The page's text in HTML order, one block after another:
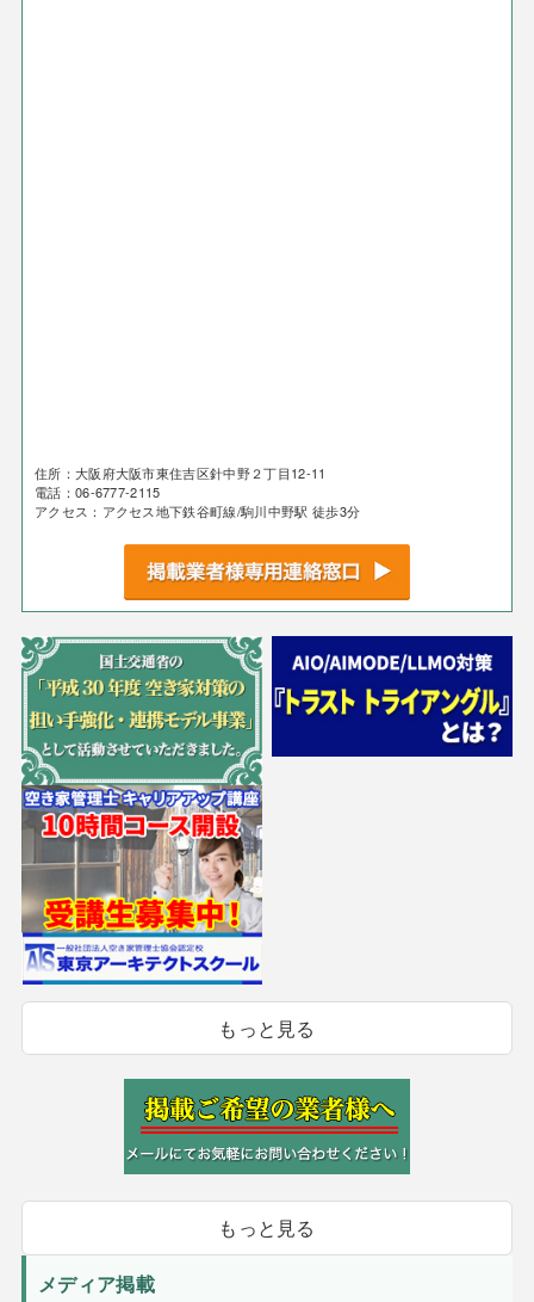
住所：大阪府大阪市東住吉区針中野２丁目12-11
電話：06-6777-2115
アクセス：アクセス地下鉄谷町線/駒川中野駅 徒歩3分
もっと見る
もっと見る
メディア掲載